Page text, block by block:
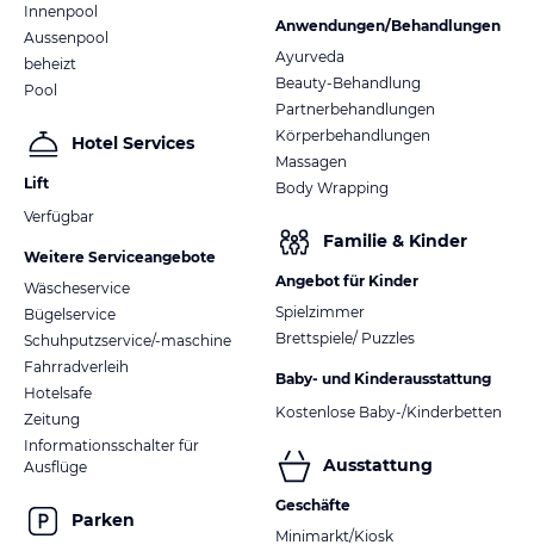
Innenpool
Aussenpool
beheizt
Pool
Hotel Services
Lift
Verfügbar
Weitere Serviceangebote
Wäscheservice
Bügelservice
Schuhputzservice/-maschine
Fahrradverleih
Hotelsafe
Zeitung
Informationsschalter für
Ausflüge
Parken
Anwendungen/Behandlungen
Ayurveda
Beauty-Behandlung
Partnerbehandlungen
Körperbehandlungen
Massagen
Body Wrapping
Familie & Kinder
Angebot für Kinder
Spielzimmer
Brettspiele/ Puzzles
Baby- und Kinderausstattung
Kostenlose Baby-/Kinderbetten
Ausstattung
Geschäfte
Minimarkt/Kiosk